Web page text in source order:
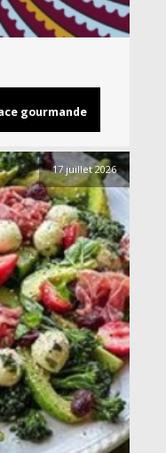
gourmande
17 juillet 2026